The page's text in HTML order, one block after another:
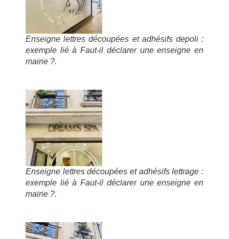
Enseigne lettres découpées et adhésifs depoli :
exemple lié à Faut-il déclarer une enseigne en
mairie ?.
Enseigne lettres découpées et adhésifs lettrage :
exemple lié à Faut-il déclarer une enseigne en
mairie ?.